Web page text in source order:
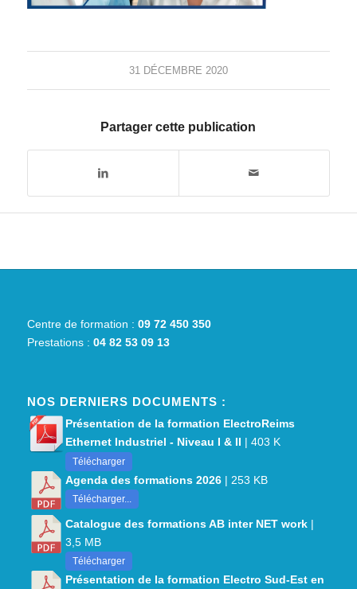
31 DÉCEMBRE 2020
Partager cette publication
Centre de formation : 09 72 450 350
Prestations : 04 82 53 09 13
NOS DERNIERS DOCUMENTS :
Présentation de la formation ElectroReims
Ethernet Industriel - Niveau I & II | 403 K
Télécharger
Agenda des formations 2026| 253 KB
Télécharger...
Catalogue des formations AB inter NET work|
3,5 MB
Télécharger
Présentation de la formation Electro Sud-Est en